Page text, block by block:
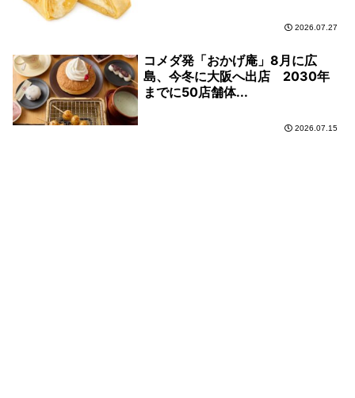
2026.07.27
コメダ発「おかげ庵」8月に広
島、今冬に大阪へ出店 2030年
までに50店舗体...
2026.07.15